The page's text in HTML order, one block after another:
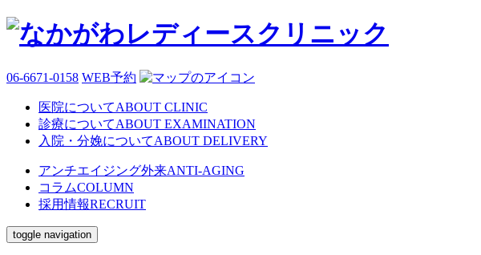
06-6671-0158 WEB予約
医院についてABOUT CLINIC
診療についてABOUT EXAMINATION
入院・分娩についてABOUT DELIVERY
アンチエイジング外来ANTI-AGING
コラムCOLUMN
採用情報RECRUIT
toggle navigation